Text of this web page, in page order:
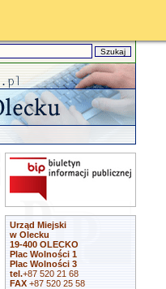
Urząd Miejski
w Olecku
19-400 OLECKO
Plac Wolności 1
Plac Wolności 3
tel.+87 520 21 68
FAX +87 520 25 58